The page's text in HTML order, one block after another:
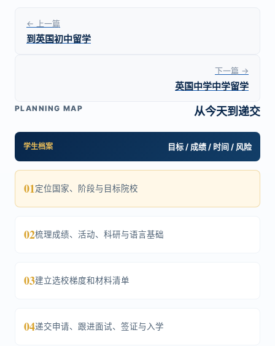
← 上一篇
到英国初中留学
下一篇 →
英国中学中学留学
PLANNING MAP 从今天到递交
学生档案 目标 / 成绩 / 时间 / 风险
01定位国家、阶段与目标院校
02梳理成绩、活动、科研与语言基础
03建立选校梯度和材料清单
04递交申请、跟进面试、签证与入学